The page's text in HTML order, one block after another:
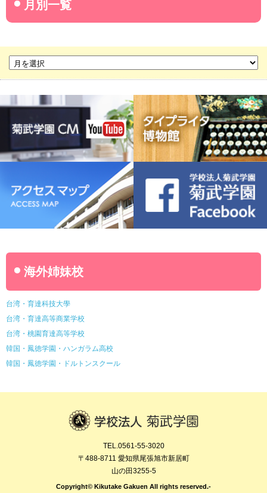
名古屋産業大学
菊華高等学校
菊武ビジネス専門学校
名古屋ウェディング＆フラワー・ビューティ学院
菊武幼稚園
稲葉保育園
海外姉妹校
台湾・育達科技大學
台湾・育達高等商業学校
台湾・桃園育達高等学校
韓国・鳳徳学園・ハンガラム高校
韓国・鳳徳学園・ドルトンスクール
TEL.0561-55-3020
〒488-8711 愛知県尾張旭市新居町
山の田3255-5
Copyright© Kikutake Gakuen All rights reserved.-